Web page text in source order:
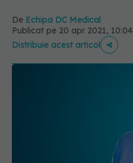
De Echipa DC Medical
Publicat pe 20 apr 2021, 10:04
Distribuie acest articol